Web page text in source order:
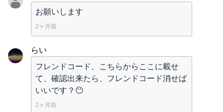
お願いします
2ヶ月前
らい
フレンドコード、こちらからここに載せ
て、確認出来たら、フレンドコード消せば
いいです？😶
2ヶ月前